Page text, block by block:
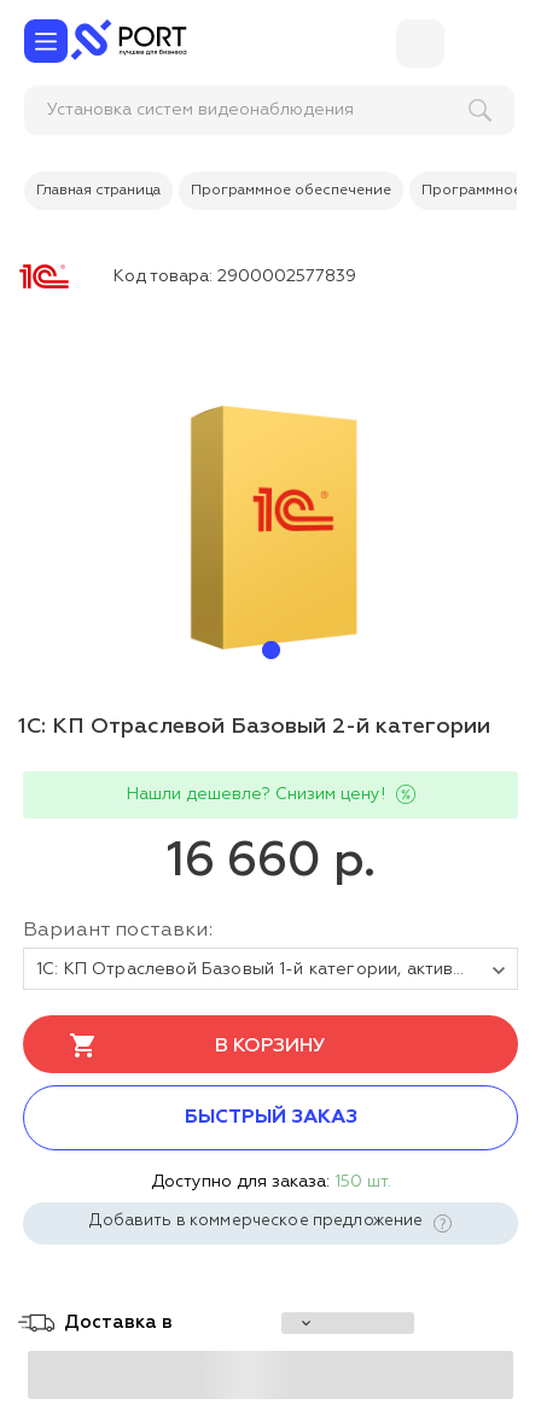
Установка систем видеонаблюд
Главная страница Программное обеспечение Программное
Код товара: 2900002577839
1С: КП Отраслевой Базовый 2-й категории
Нашли дешевле? Снизим цену!
16 660 р.
Вариант поставки:
1С: КП Отраслевой Базовый 1-й категории, активация сопровождения на 6 месяцев. Электронная поставка
В КОРЗИНУ
БЫСТРЫЙ ЗАКАЗ
Доступно для заказа: 150 шт.
Добавить в коммерческое предложение
Доставка в